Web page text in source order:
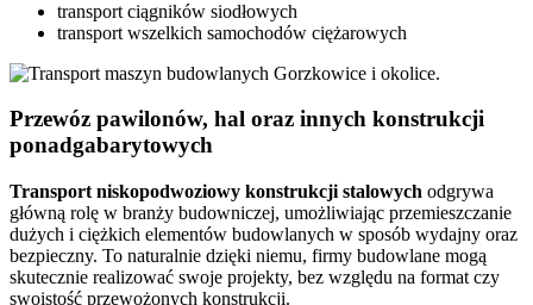
transport ciągników siodłowych
transport wszelkich samochodów ciężarowych
Przewóz pawilonów, hal oraz innych konstrukcji
ponadgabarytowych
Transport niskopodwoziowy konstrukcji stalowych odgrywa
główną rolę w branży budowniczej, umożliwiając przemieszczanie
dużych i ciężkich elementów budowlanych w sposób wydajny oraz
bezpieczny. To naturalnie dzięki niemu, firmy budowlane mogą
skutecznie realizować swoje projekty, bez względu na format czy
swoistość przewożonych konstrukcji.